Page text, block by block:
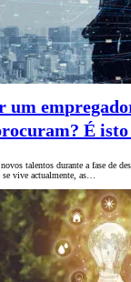
um
É
novos talentos durante a fase de
vive actualmente, as…